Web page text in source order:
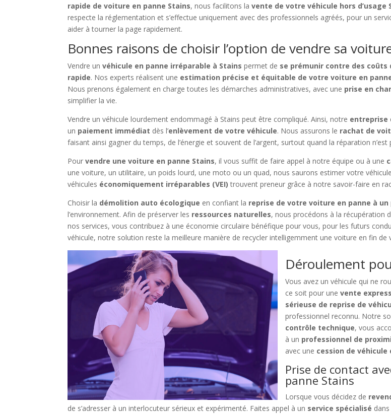
rapide de voiture en panne Stains, nous facilitons lavente de votre véhicule hors d’usage
respecte la réglementation et s’effectue uniquement avec des professionnels agréés, pour un
aider à tourner la page rapidement.
Bonnes raisons de choisir l’option de vendre sa
Vendre unvéhicule en panne irréparable à Stains permet de se prémunir contre des coûts
rapide. Nos experts réalisent une estimation précise et équitable de votre voiture en
Nous prenons également en charge toutes les démarches administratives, avec une prise en
simplifier la vie.
Vendre un véhicule lourdement endommagé à Stains peut être compliqué. Ainsi, notre entreprise
un paiement immédiat dès l’enlèvement de votre véhicule. Nous assurons le rachat de
faisant ainsi gagner du temps, de l’énergie et souvent de l’argent, surtout quand la réparation
Pourvendre une voiture en panne Stains, il vous suffit de faire appel à notre équipe ou à une
une voiture, un utilitaire, un poids lourd, une moto ou un quad, nous saurons estimer votre
véhicules économiquement irréparables (VEI) trouvent preneur grâce à notre savoir-faire en
Choisir la démolition auto écologique en confiant la reprise de votre voiture en panne à
l’environnement. Afin de préserver les ressources naturelles, nous procédons à la récupération
nos services, vous contribuez à une économie circulaire bénéfique pour vous, pour les futurs
véhicule, notre solution reste la meilleure manière de recycler intelligemment une voiture en fin de
Déroulement
Vous avez un véhicule qui ne
ce soit pour unevente
sérieuse de reprise de
professionnel reconnu. Notre
contrôle technique, vous
à un professionnel de
avec une cession de véhicule
Prise de contact
panne Stains
Lorsque vous décidez de
de s’adresser à un interlocuteur sérieux et expérimenté. Faites appel à un service spécialisé dans